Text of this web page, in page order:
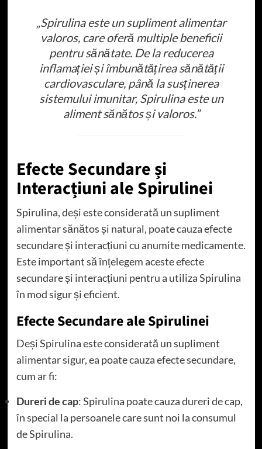
„Spirulina este un supliment alimentar
valoros, care oferă multiple beneficii
pentru sănătate. De la reducerea
inflamației și îmbunătățirea sănătății
cardiovasculare, până la susținerea
sistemului imunitar, Spirulina este un
aliment sănătos și valoros.”
Efecte Secundare și
Interacțiuni ale Spirulinei
Spirulina, deși este considerată un supliment
alimentar sănătos și natural, poate cauza efecte
secundare și interacțiuni cu anumite medicamente.
Este important să înțelegem aceste efecte
secundare și interacțiuni pentru a utiliza Spirulina
în mod sigur și eficient.
Efecte Secundare ale Spirulinei
Deși Spirulina este considerată un supliment
alimentar sigur, ea poate cauza efecte secundare,
cum ar fi:
Dureri de cap: Spirulina poate cauza dureri de cap,
în special la persoanele care sunt noi la consumul
de Spirulina.